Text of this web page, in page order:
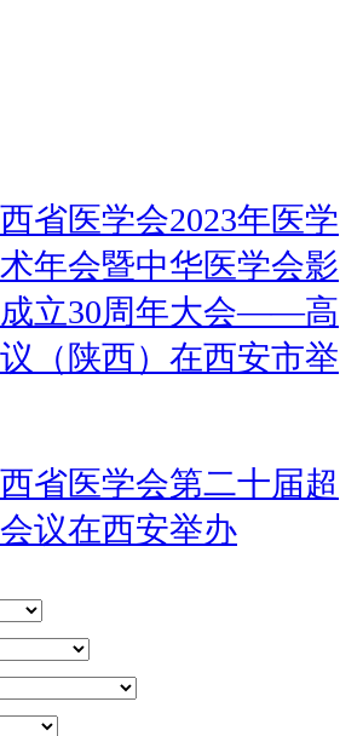
省医学会2023年医学
年会暨中华医学会影
立30周年大会——高
（陕西）在西安市举
省医学会第二十届超
议在西安举办